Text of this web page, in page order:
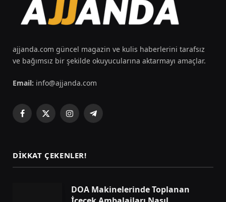
ajjanda.com güncel magazin ve kulis haberlerini tarafsız
ve bağımsız bir şekilde okuyucularına aktarmayı amaçlar.
Email: info@ajjanda.com
Facebook
X
InstagramTelegram
DIKKAT ÇEKENLER!
DOA Makinelerinde Toplanan